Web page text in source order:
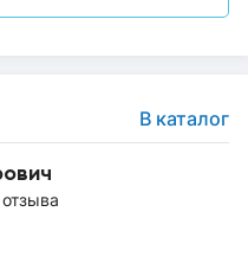
В каталог
отзыва